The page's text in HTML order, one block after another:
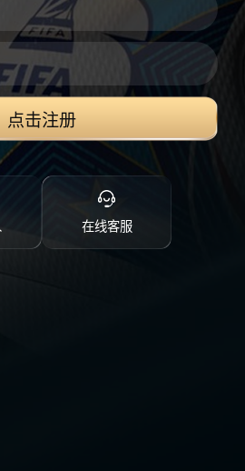
点击注册
在线客服